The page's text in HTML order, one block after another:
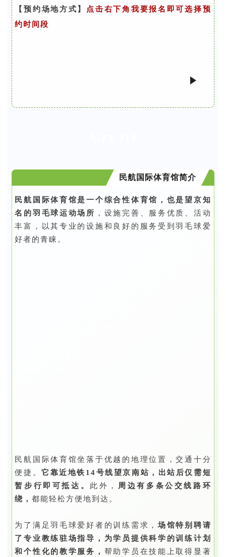
【预约场地方式】 点击右下角我要报名即可选择预
约时间段
民航国际体育馆简介
民航国际体育馆是一个综合性体育馆，也是望京知
名的羽毛球运动场所 ，设施完善、服务优质、活动
丰富，以其专业的设施和良好的服务受到羽毛球爱
好者的青睐。
民航国际体育馆坐落于优越的地理位置，交通十分
便捷。它靠近地铁14号线望京南站，出站后仅需短
暂步行即可抵达。 此外，
周边有多条公交线路环
绕，都能轻松方便地到达。
为了满足羽毛球爱好者的训练需求，场馆特别聘请
了专业教练驻场指导，为学员提供科学的训练计划
和个性化的教学服务， 帮助学员在技能上取得显著